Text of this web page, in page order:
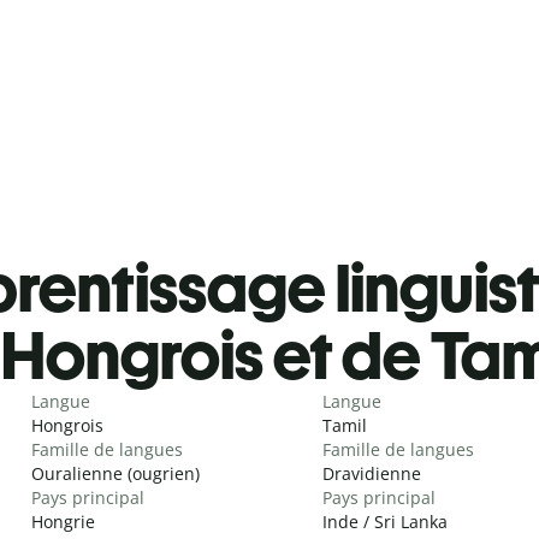
Hongrois et de
Langue
Hongrois
Famille de langues
Ouralienne (ougrien)
Pays principal
Hongrie
Langue
Tamil
Famille de langues
Dravidienne
Pays principal
Inde / Sri Lanka